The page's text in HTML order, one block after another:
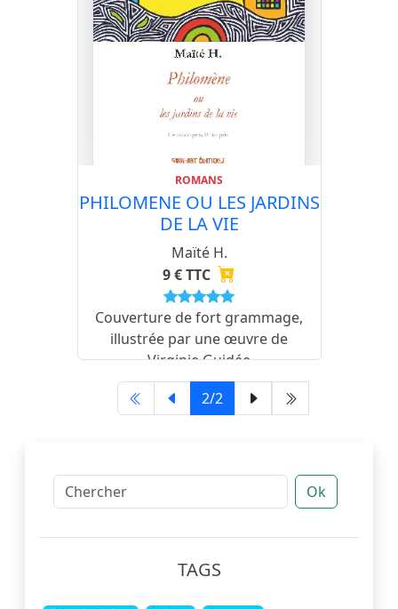
ROMANS
PHILOMENE OU LES JARDINS
DE LA VIE
Maïté H.
9 € TTC
Couverture de fort grammage,
illustrée par une œuvre de
Virginie Guidée
2/2
Ok
TAGS